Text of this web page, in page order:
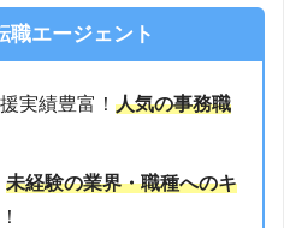
職エージェント
実績豊富！人気の事務職
未経験の業界・職種へのキ